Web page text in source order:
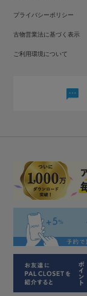
プライバシーポリシー
古物営業法に基づく表示
ご利用環境について